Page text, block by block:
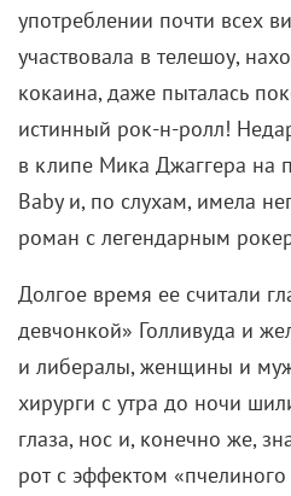
употреблении почти всех
участвовала в телешоу,
кокаина, даже пыталась
истинный рок-н-ролл!
в клипе Мика Джаггера на
Baby и, по слухам, имела
роман с легендарным
Долгое время ее считали
девчонкой» Голливуда и
и либералы, женщины и
хирурги с утра до ночи
глаза, нос и, конечно же,
рот с эффектом